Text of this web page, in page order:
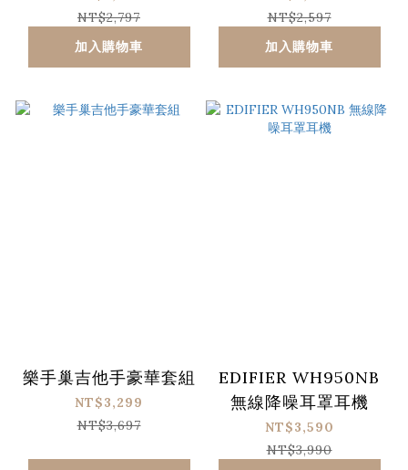
NT$2,797
加入購物車
NT$2,597
加入購物車
樂手巢吉他手豪華套組
NT$3,299
NT$3,697
EDIFIER WH950NB
無線降噪耳罩耳機
NT$3,590
NT$3,990